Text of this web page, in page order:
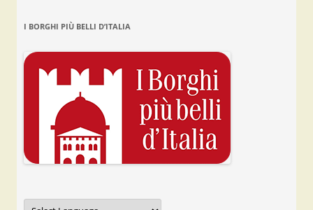
I BORGHI PIÙ BELLI D’ITALIA